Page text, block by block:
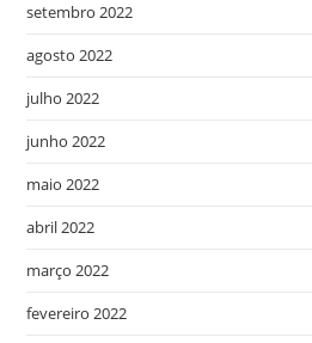
setembro 2022
agosto 2022
julho 2022
junho 2022
maio 2022
abril 2022
março 2022
fevereiro 2022